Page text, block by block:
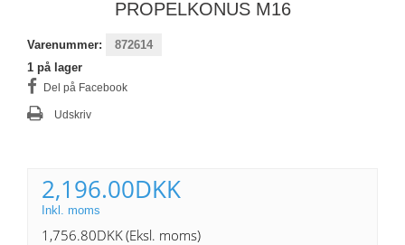
PROPELKONUS M16
Varenummer:
872614
1 på lager
Del på Facebook
Udskriv
2,196.00DKK
Inkl. moms
1,756.80DKK(Eksl. moms)